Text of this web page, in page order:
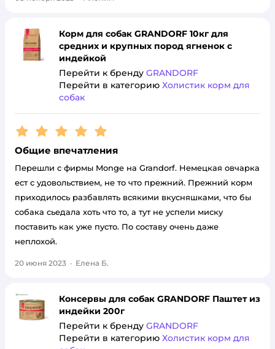
Корм для собак GRANDORF 10кг для
средних и крупных пород ягненок с
индейкой
Перейти к бренду GRANDORF
Перейти в категорию Холистик корм для
собак
Рейтинг:5
Общие впечатления
Перешли с фирмы Monge на Grandorf. Немецкая овчарка
ест с удовольствием, не то что прежний. Прежний корм
приходилось разбавлять всякими вкусняшками, что бы
собака сьедала хоть что то, а тут не успели миску
поставить как уже пусто. По составу очень даже
неплохой.
20 июня 2023 · Елена Б.
Консервы для собак GRANDORF Паштет из
индейки 200г
Перейти к бренду GRANDORF
Перейти в категорию Холистик корм для